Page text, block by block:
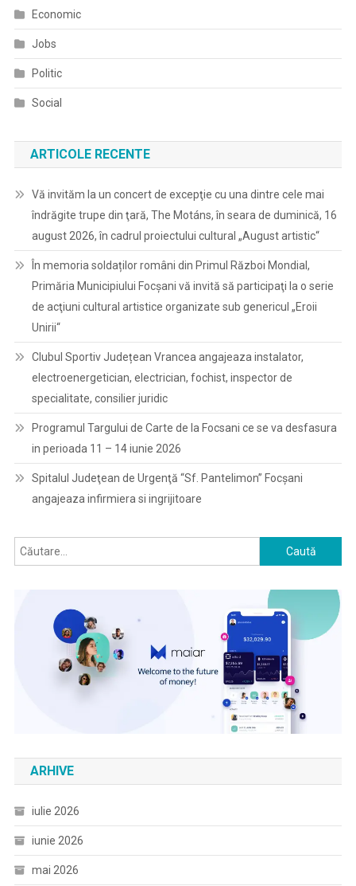
Economic
Jobs
Politic
Social
ARTICOLE RECENTE
Vă invităm la un concert de excepţie cu una dintre cele mai
îndrăgite trupe din ţară, The Motáns, în seara de duminică, 16
august 2026, în cadrul proiectului cultural „August artistic“
În memoria soldaților români din Primul Război Mondial,
Primăria Municipiului Focșani vă invită să participaţi la o serie
de acţiuni cultural artistice organizate sub genericul „Eroii
Unirii“
Clubul Sportiv Județean Vrancea angajeaza instalator,
electroenergetician, electrician, fochist, inspector de
specialitate, consilier juridic
Programul Targului de Carte de la Focsani ce se va desfasura
in perioada 11 – 14 iunie 2026
Spitalul Judeţean de Urgenţă “Sf. Pantelimon” Focşani
angajeaza infirmiera si ingrijitoare
Caută
după:
ARHIVE
iulie 2026
iunie 2026
mai 2026